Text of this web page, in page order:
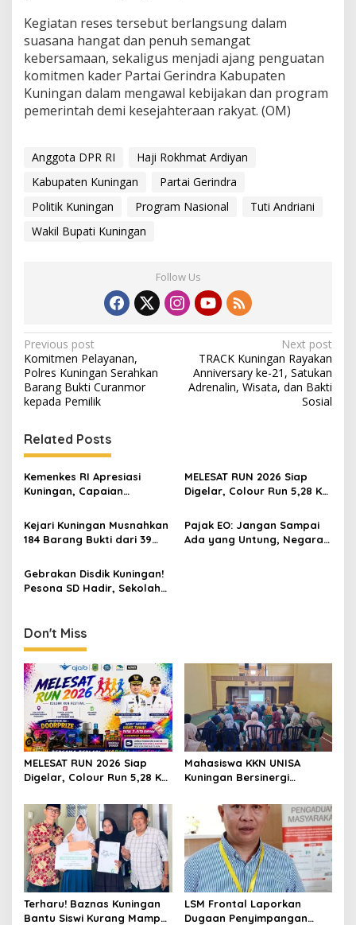
Kegiatan reses tersebut berlangsung dalam
suasana hangat dan penuh semangat
kebersamaan, sekaligus menjadi ajang penguatan
komitmen kader Partai Gerindra Kabupaten
Kuningan dalam mengawal kebijakan dan program
pemerintah demi kesejahteraan rakyat. (OM)
Anggota DPR RI
Haji Rokhmat Ardiyan
Kabupaten Kuningan
Partai Gerindra
Politik Kuningan
Program Nasional
Tuti Andriani
Wakil Bupati Kuningan
Follow Us
Post
navigation
Previous post
Komitmen Pelayanan,
Polres Kuningan Serahkan
Barang Bukti Curanmor
kepada Pemilik
Next post
TRACK Kuningan Rayakan
Anniversary ke-21, Satukan
Adrenalin, Wisata, dan Bakti
Sosial
Related Posts
Kemenkes RI Apresiasi
Kuningan, Capaian
Stunting Tembus 100 Persen
MELESAT RUN 2026 Siap
Digelar, Colour Run 5,28 Km
dan Promosi Kuningan
Kejari Kuningan Musnahkan
184 Barang Bukti dari 39
Direbus agar Tak Bisa
Digunakan Lagi
Pajak EO: Jangan Sampai
Ada yang Untung, Negara
Gebrakan Disdik Kuningan!
Pesona SD Hadir, Sekolah
Robotika
Don't Miss
MELESAT RUN 2026 Siap
Digelar, Colour Run 5,28 Km
dan Promosi Kuningan
Mahasiswa KKN UNISA
Kuningan Bersinergi
Puskesmas, Fokus Edukasi
ASI, Cegah Stunting hingga
Perawatan Lansia
Terharu! Baznas Kuningan
Bantu Siswi Kurang Mampu
LSM Frontal Laporkan
Dugaan Penyimpangan